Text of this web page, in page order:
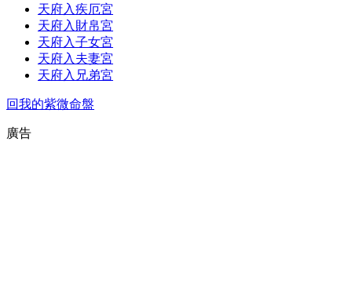
天府入疾厄宮
天府入財帛宮
天府入子女宮
天府入夫妻宮
天府入兄弟宮
回我的紫微命盤
廣告